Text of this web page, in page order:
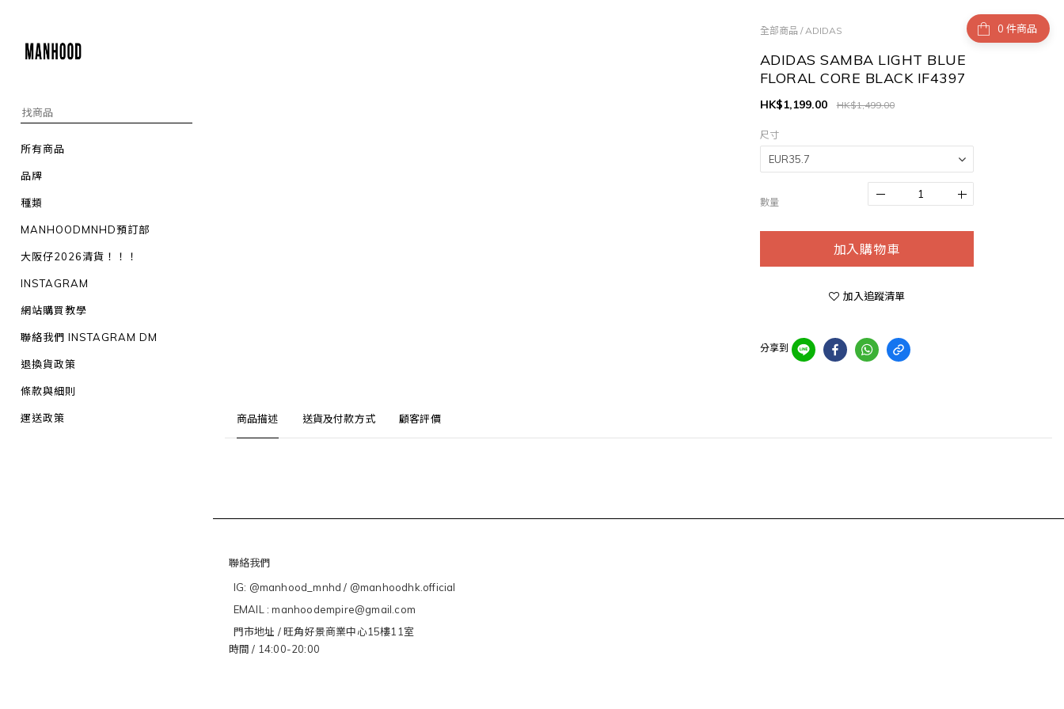
所有商品
品牌
種類
MANHOODMNHD預訂部
大阪仔2026清貨！！！
INSTAGRAM
網站購買教學
聯絡我們 INSTAGRAM DM
退換貨政策
條款與細則
運送政策
件商品
全部商品 /ADIDAS
ADIDAS SAMBA LIGHT BLUE
FLORAL CORE BLACK IF4397
HK$1,499.00
HK$1,199.00
尺寸
數量
加入購物車
加入追蹤清單
分享到
商品描述 送貨及付款方式 顧客評價
聯絡我們
IG: @manhood_mnhd / @manhoodhk.official
EMAIL : manhoodempire@gmail.com
門市地址 / 旺角好景商業中心15樓11室
時間 / 14:00-20:00